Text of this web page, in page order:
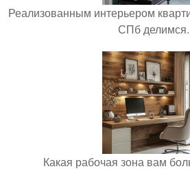
Реализованным интерьером
СПб делимся.
Какая рабочая зона вам